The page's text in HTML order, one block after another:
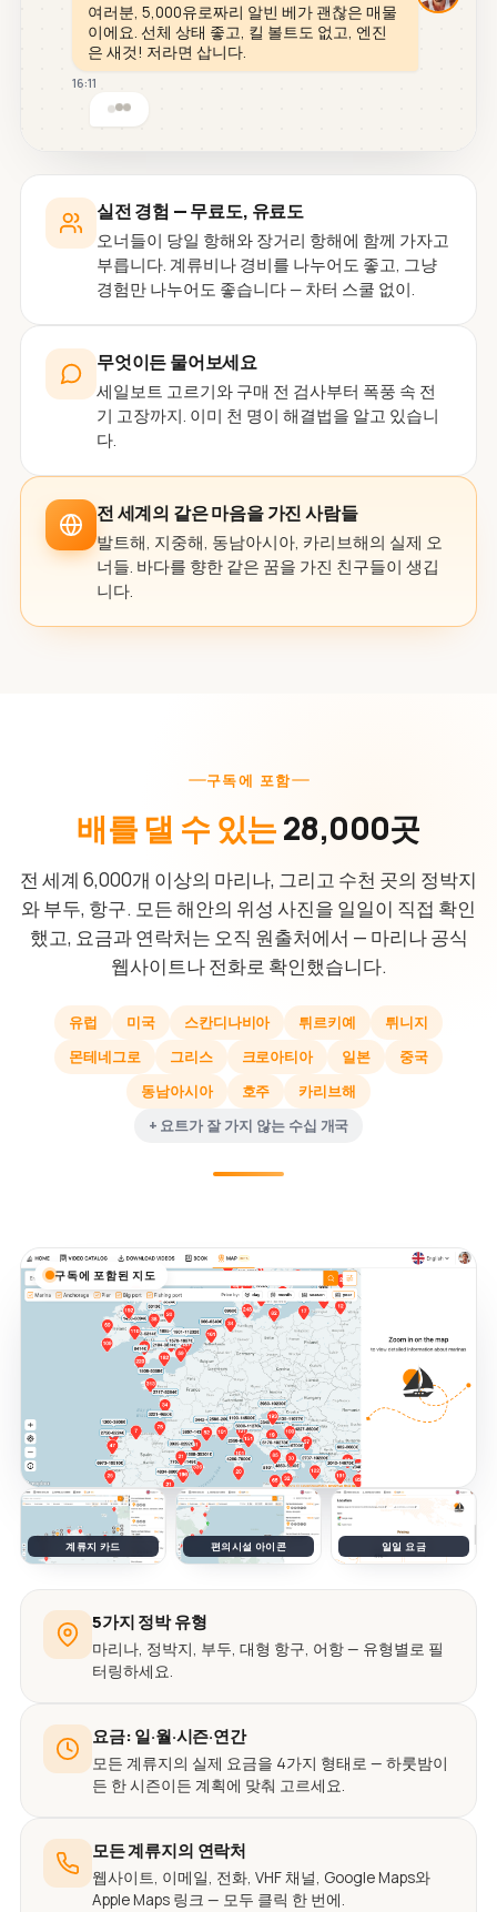
여러분, 5,000유로짜리 알빈 베가 괜찮은 매물
이에요. 선체 상태 좋고, 킬 볼트도 없고, 엔진
은 새것! 저라면 삽니다.
16:11
실전 경험 — 무료도, 유료도
오너들이 당일 항해와 장거리 항해에 함께 가자고
부릅니다. 계류비나 경비를 나누어도 좋고, 그냥
경험만 나누어도 좋습니다 — 차터 스쿨 없이.
무엇이든 물어보세요
세일보트 고르기와 구매 전 검사부터 폭풍 속 전
기 고장까지. 이미 천 명이 해결법을 알고 있습니
다.
전 세계의 같은 마음을 가진 사람들
발트해, 지중해, 동남아시아, 카리브해의 실제 오
너들. 바다를 향한 같은 꿈을 가진 친구들이 생깁
니다.
구독에 포함
배를 댈 수 있는28,000곳
전 세계 6,000개 이상의 마리나, 그리고 수천 곳의 정박지
와 부두, 항구. 모든 해안의 위성 사진을 일일이 직접 확인
했고, 요금과 연락처는 오직 원출처에서 — 마리나 공식
웹사이트나 전화로 확인했습니다.
유럽 미국 스칸디나비아 튀르키예
튀니지
몬테네그로
그리스 크로아티아 일본
중국
동남아시아
호주
카리브해
+ 요트가 잘 가지 않는 수십 개국
구독에 포함된 지도
계류지 카드 편의시설 아이콘 일일 요금
5가지 정박 유형
마리나, 정박지, 부두, 대형 항구, 어항 — 유형별로 필
터링하세요.
요금: 일·월·시즌·연간
모든 계류지의 실제 요금을 4가지 형태로 — 하룻밤이
든 한 시즌이든 계획에 맞춰 고르세요.
모든 계류지의 연락처
웹사이트, 이메일, 전화, VHF 채널, Google Maps와
Apple Maps 링크 — 모두 클릭 한 번에.